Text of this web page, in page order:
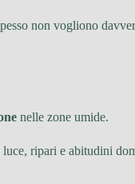
non vogliono
nelle zone umide.
ripari e abitudini